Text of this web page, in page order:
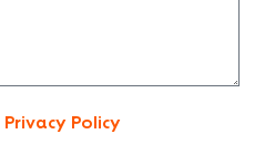
Privacy Policy